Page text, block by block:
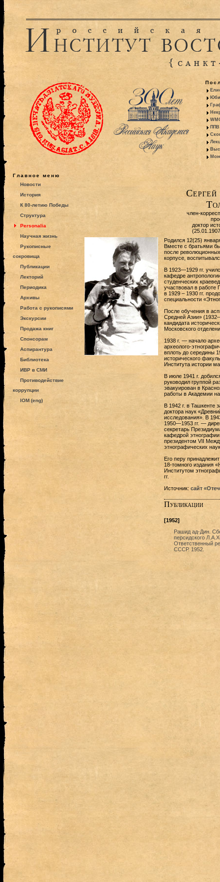
ППВ
Главное меню
Новости
История
К 80-летию Победы
Структура
Personalia
Научная жизнь
Рукописные
сокровища
Публикации
Лекторий
Периодика
Архивы
Работа с рукописями
Экскурсии
Продажа книг
Спонсорам
Аспирантура
Библиотека
ИВР в СМИ
Противодействие
коррупции
IOM (eng)
член-
доктор
Родился 12(25)
Вместе с братьями
после
корпусе,
В 1923—1929 гг.
кафедре
студенческих
участвовал в работе
в 1929 – 1930 гг.
специальности
После обучения в
Средней Азии»
кандидата
Московского
1938 г. — начало
археолого-
вплоть до середины
исторического
Института истории
В июле 1941 г.
руководил группой
эвакуирован в
работы в Академии
В 1942 г. в Ташкенте
доктора наук
исследования». В
1950—1953 гг. —
секретарь
кафедрой
президентом VII
этнографических
Его перу
18-томного издания
Институтом
гг.
Источник: сайт
Публикации
[1952]
Рашид ад-Дин.
персидского
Ответственный
СССР. 1952.